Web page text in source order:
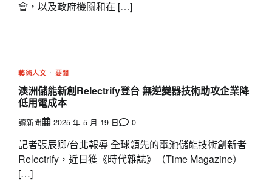
會，以及政府機關和在 […]
藝術人文 要聞
澳洲儲能新創Relectrify登台 無逆變器技術助攻企業降
低用電成本
讀新聞 2025 年 5 月 19 日 0
記者張辰卿/台北報導 全球領先的電池儲能技術創新者
Relectrify，近日獲《時代雜誌》（Time Magazine）
[…]